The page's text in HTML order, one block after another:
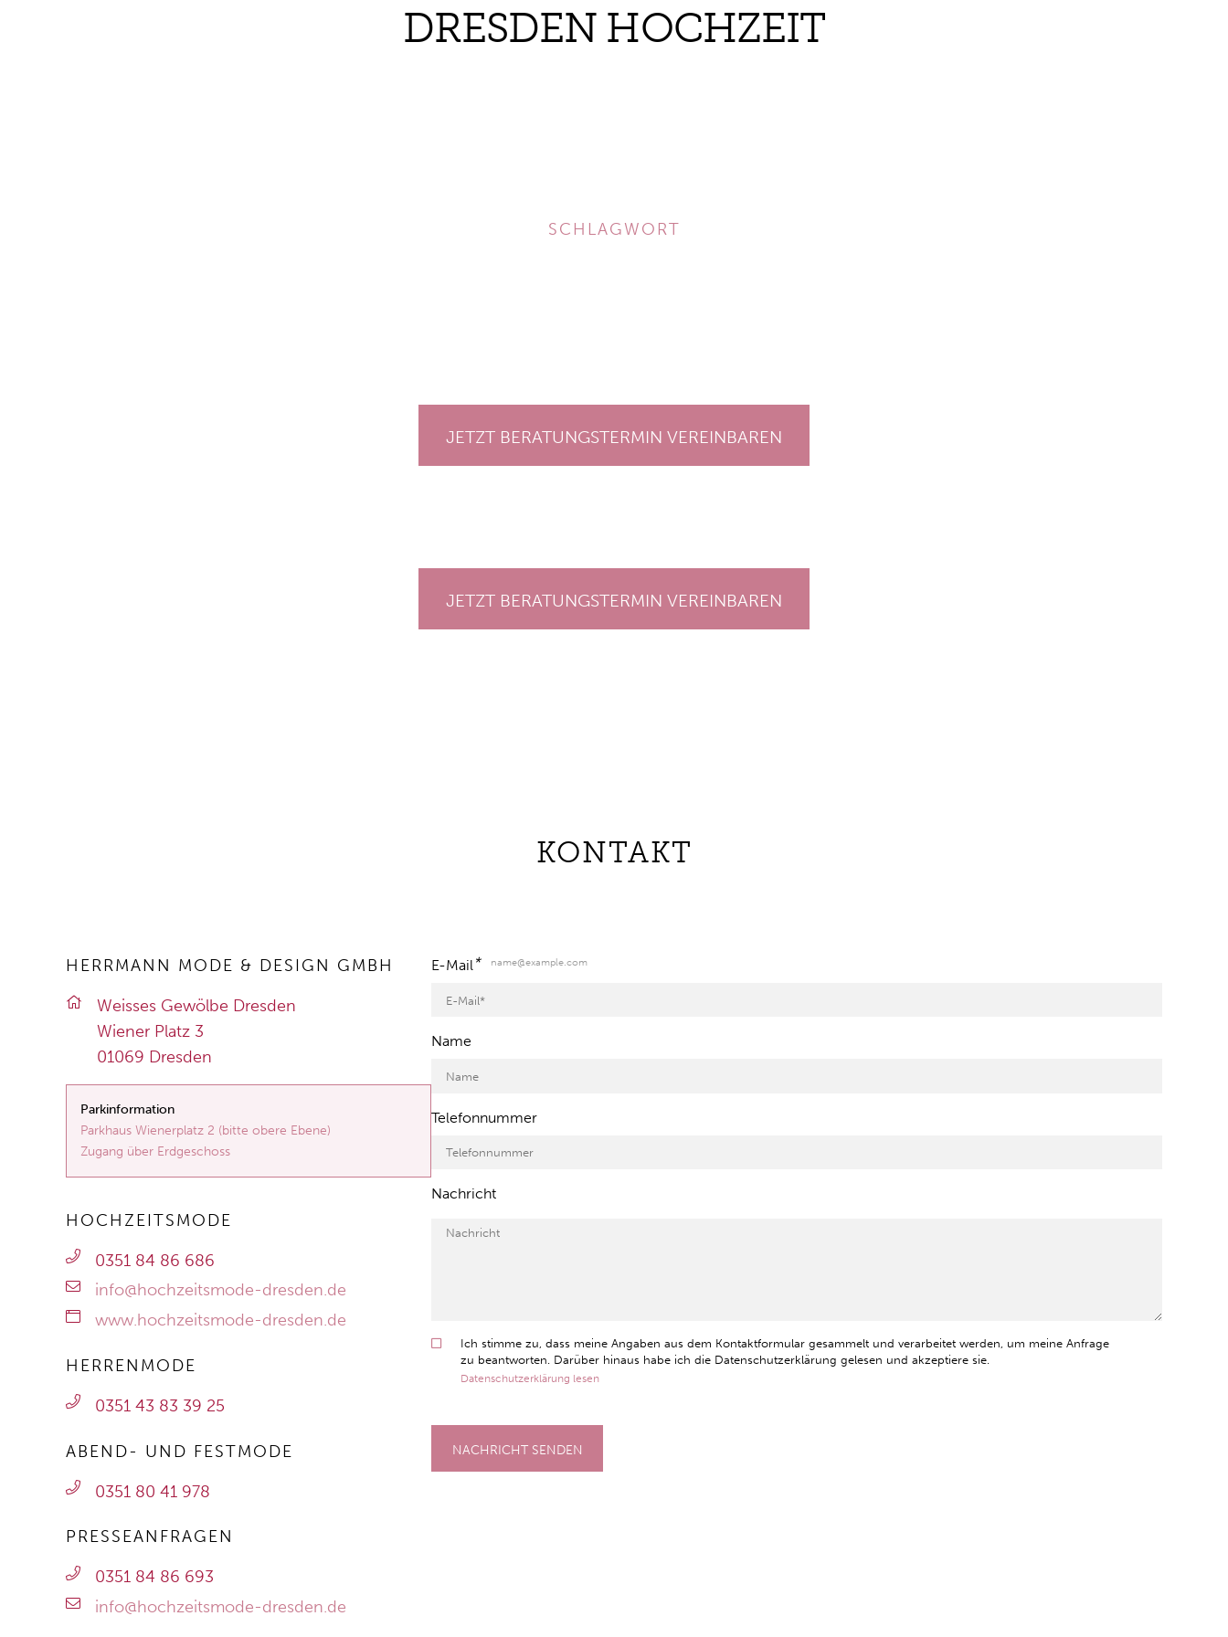
DRESDEN HOCHZEIT
SCHLAGWORT
JETZT BERATUNGSTERMIN VEREINBAREN
JETZT BERATUNGSTERMIN VEREINBAREN
KONTAKT
HERRMANN MODE & DESIGN GMBH
Weis­ses Ge­wöl­be Dres­den
Wie­ner Platz 3
01069 Dres­den
Parkinformation
Parkhaus Wienerplatz 2 (bitte obere Ebene)
Zugang über Erdgeschoss
HOCHZEITSMODE
0351 84 86 686
info@hochzeitsmode-dresden.de
www.hochzeitsmode-dresden.de
HERRENMODE
0351 43 83 39 25
ABEND- UND FESTMODE
0351 80 41 978
PRESSEANFRAGEN
0351 84 86 693
info@hochzeitsmode-dresden.de
E-Mail* name@example.com
Name
Telefonnummer
Nachricht
Ich stimme zu, dass meine Angaben aus dem Kontaktformular gesammelt und verarbeitet werden, um meine Anfrage
zu beantworten. Darüber hinaus habe ich die Datenschutzerklärung gelesen und akzeptiere sie.
Datenschutzerklärung lesen
NACHRICHT SENDEN